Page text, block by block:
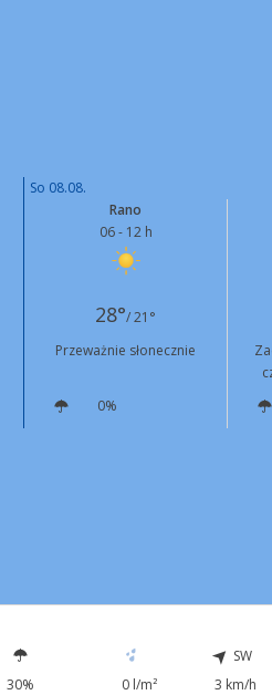
So 08.08.
Rano
06 - 12 h
28°/ 21°
Przeważnie słonecznie
0%
30% 0 l/m²
SW
3 km/h